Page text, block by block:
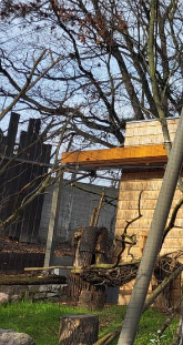
Kliknij, aby powiększyć